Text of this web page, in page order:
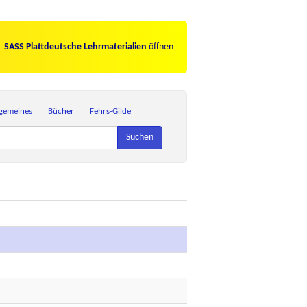
SASS Plattdeutsche Lehrmaterialien öffnen
Bücher Fehrs-Gilde
Suchen